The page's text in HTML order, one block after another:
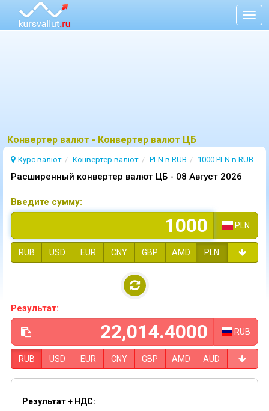
Конвертер валют - Конвертер валют ЦБ
Курс валют Конвертер валют PLN в RUB 1000 PLN в RUB
Расширенный конвертер валют ЦБ - 08 Август 2026
Введите сумму:
PLN
RUB USD EUR CNY GBP AMD PLN
Результат:
RUB
RUB USD EUR CNY GBP AMD AUD
Результат + НДС: